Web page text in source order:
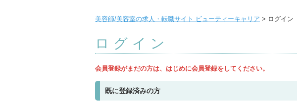
美容師/美容室の求人・転職サイト ビューティーキャリア > ログイン
ログイン
会員登録がまだの方は、はじめに会員登録をしてください。
既に登録済みの方